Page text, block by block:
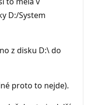
D:/System
z disku D:\ do
proto to nejde).